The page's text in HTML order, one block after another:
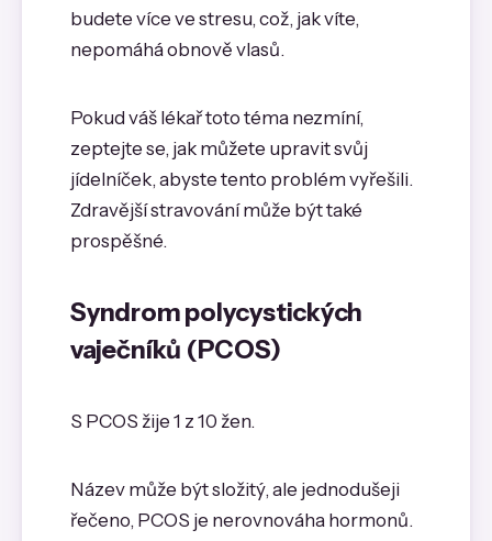
budete více ve stresu, což, jak víte,
nepomáhá obnově vlasů.
Pokud váš lékař toto téma nezmíní,
zeptejte se, jak můžete upravit svůj
jídelníček, abyste tento problém vyřešili.
Zdravější stravování může být také
prospěšné.
Syndrom polycystických
vaječníků (PCOS)
S PCOS žije 1 z 10 žen.
Název může být složitý, ale jednodušeji
řečeno, PCOS je nerovnováha hormonů.